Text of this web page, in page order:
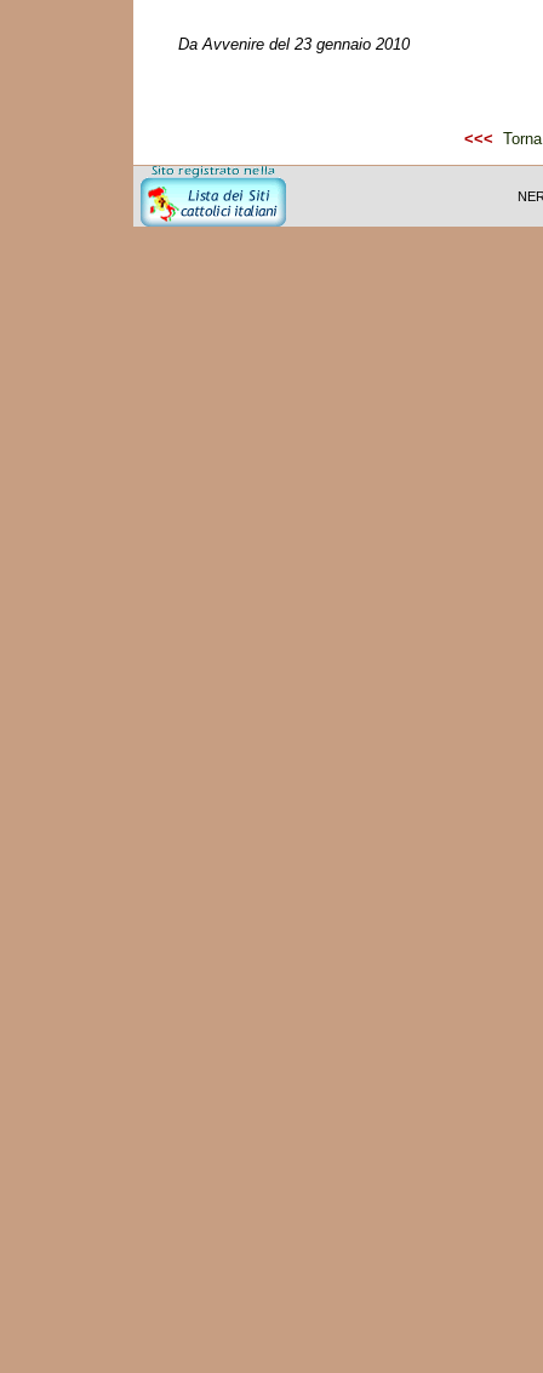
Da Avvenire del 23 gennaio 2010
<<<